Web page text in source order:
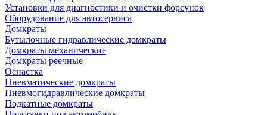
Установки для диагностики и очистки форсунок
Оборудование для автосервиса
Домкраты
Бутылочные гидравлические домкраты
Домкраты механические
Домкраты реечные
Оснастка
Пневматические домкраты
Пневмогидравлические домкраты
Подкатные домкраты